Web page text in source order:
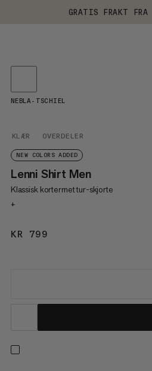
GRATIS FRAKT
KLÆR OVERDELER
NEW COLORS ADDED
Lenni Shirt Men
Klassisk kortermet tur-skjorte
+
KR 799
NEBLA-TSCHIEL